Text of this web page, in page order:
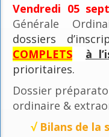
Vendredi 05
Générale
dossiers
COMPLETS
à
prioritaires.
Dossier
ordinaire &
√ Bilans de la